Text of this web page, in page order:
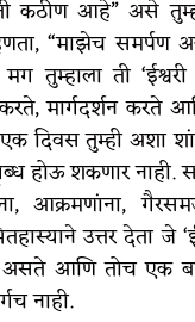
कठीण आहे” असे
“माझेच समर्पण
तुम्हाला ती
मार्गदर्शन करते
दिवस तुम्ही अशा
होऊ शकणार नाही.
आक्रमणांना,
उत्तर देता जे
असते आणि तोच एक
नाही.